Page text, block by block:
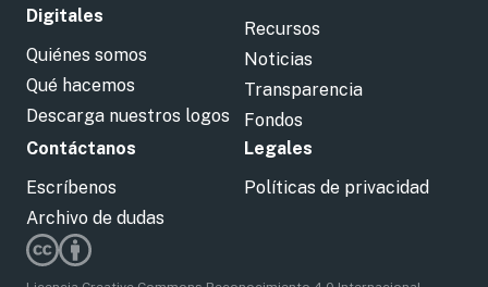
Digitales
Quiénes somos
Qué hacemos
Descarga nuestros logos
Recursos
Noticias
Transparencia
Fondos
Contáctanos
Escríbenos
Archivo de dudas
Legales
Políticas de privacidad